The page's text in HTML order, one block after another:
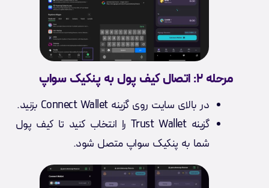
مرحله ۲: اتصال کیف پول به پنکیک سواپ
در بالای سایت روی گزینه Connect Wallet بزنید.
گزینه Trust Wallet را انتخاب کنید تا کیف پول
شما به پنکیک سواپ متصل شود.